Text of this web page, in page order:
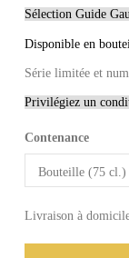
Sélection Guide
Disponible en
Série limitée et
Privilégiez un
Contenance
Livraison à